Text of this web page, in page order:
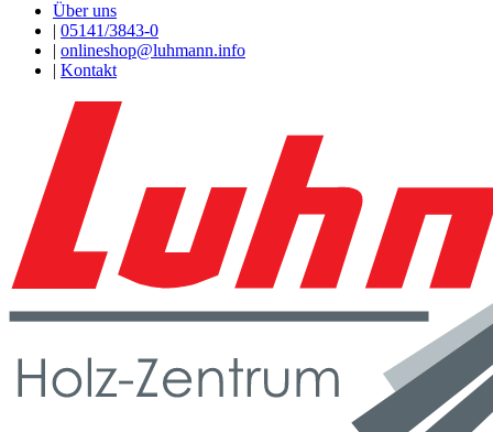
Über uns
| 05141/3843-0
| onlineshop@luhmann.info
| Kontakt